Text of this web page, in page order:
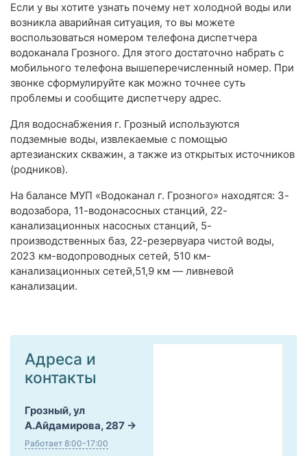
Если у вы хотите узнать почему нет холодной воды или
возникла аварийная ситуация, то вы можете
воспользоваться номером телефона диспетчера
водоканала Грозного. Для этого достаточно набрать с
мобильного телефона вышеперечисленный номер. При
звонке сформулируйте как можно точнее суть
проблемы и сообщите диспетчеру адрес.
Для водоснабжения г. Грозный используются
подземные воды, извлекаемые с помощью
артезианских скважин, а также из открытых источников
(родников).
На балансе МУП «Водоканал г. Грозного» находятся: 3-
водозабора, 11-водонасосных станций, 22-
канализационных насосных станций, 5-
производственных баз, 22-резервуара чистой воды,
2023 км-водопроводных сетей, 510 км-
канализационных сетей,51,9 км — ливневой
канализации.
Адреса и
контакты
Грозный, ул
А.Айдамирова, 287
Работает 8:00-17:00